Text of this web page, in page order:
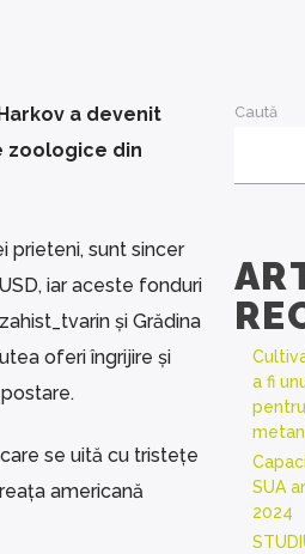
a devenit
zoologice din
prieteni, sunt sincer
iar aceste fonduri
și Grădina
oferi îngrijire și
se uită cu tristețe
americană
Caută
a fi
metan
SUA
2024